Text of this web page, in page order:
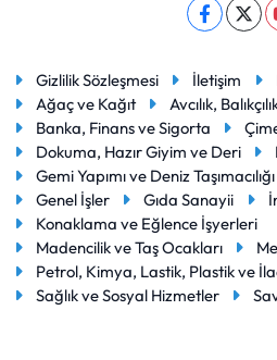
Gizlilik Sözleşmesi İletişim
Ağaç ve Kağıt
Avcılık,
Banka, Finans ve Sigorta
Dokuma, Hazır Giyim ve Deri
Gemi Yapımı ve Deniz
Genel İşler
Gıda Sanayii
Konaklama ve Eğlence İşyerleri
Madencilik ve Taş Ocakları
Petrol, Kimya, Lastik, Plastik ve
Sağlık ve Sosyal Hizmetler